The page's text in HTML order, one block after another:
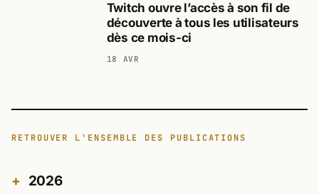
Twitch ouvre l’accès à son fil de
découverte à tous les utilisateurs
dès ce mois-ci
18 AVR
RETROUVER L'ENSEMBLE DES PUBLICATIONS
2026